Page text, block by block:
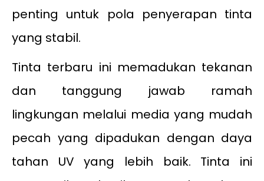
penting untuk pola penyerapan tinta
yang stabil.
Tinta terbaru ini memadukan tekanan
dan tanggung jawab ramah
lingkungan melalui media yang mudah
pecah yang dipadukan dengan daya
tahan UV yang lebih baik. Tinta ini